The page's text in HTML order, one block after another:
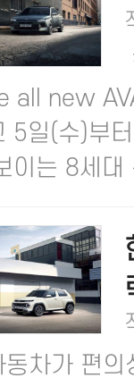
all new
5일(수)부
이는 8세대
동차가 편